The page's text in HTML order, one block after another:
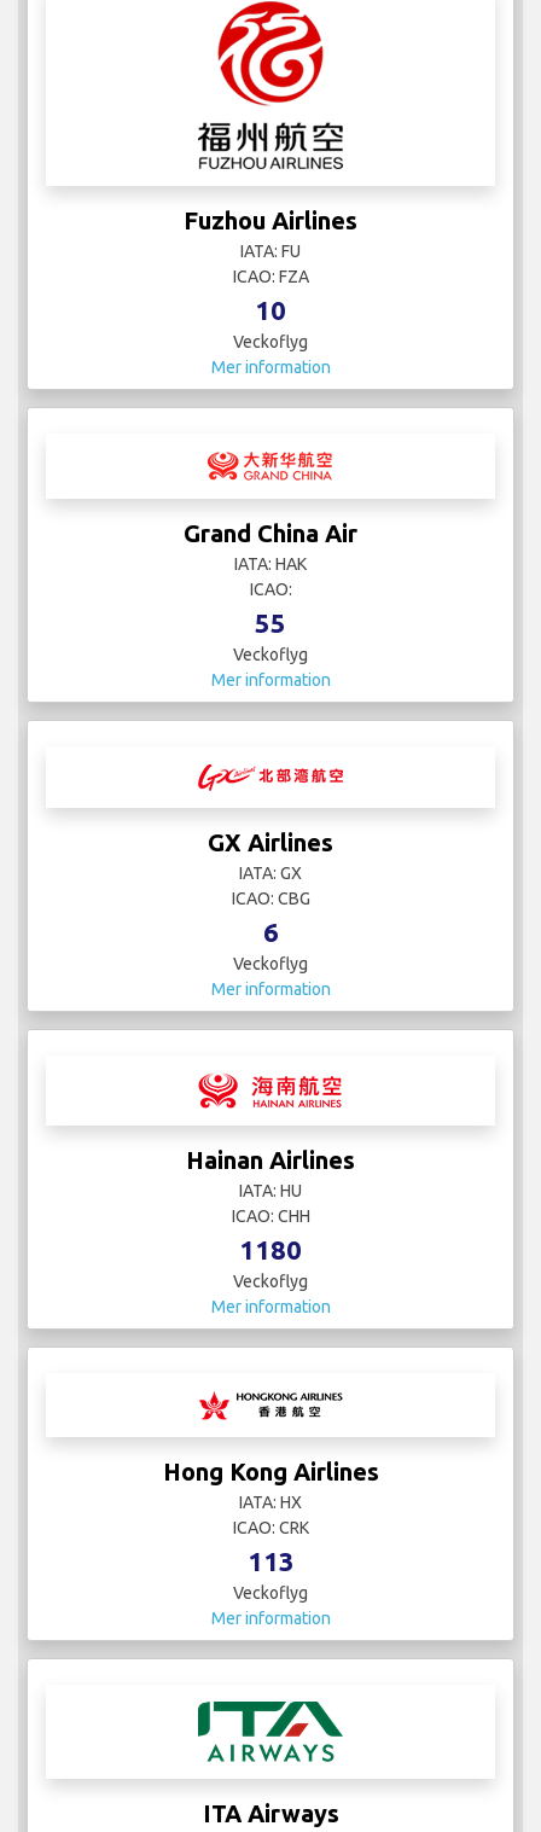
Fuzhou Airlines
IATA: FU
ICAO: FZA
10
Veckoflyg
Mer information
Grand China Air
IATA: HAK
ICAO:
55
Veckoflyg
Mer information
GX Airlines
IATA: GX
ICAO: CBG
6
Veckoflyg
Mer information
Hainan Airlines
IATA: HU
ICAO: CHH
1180
Veckoflyg
Mer information
Hong Kong Airlines
IATA: HX
ICAO: CRK
113
Veckoflyg
Mer information
ITA Airways